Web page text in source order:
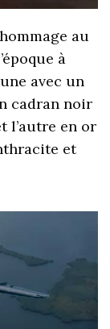
au
à
avec un
cadran noir
l’autre en or
et